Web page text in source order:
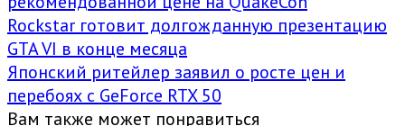
Rockstar готовит долгожданную презентацию
GTA VI в конце месяца
Японский ритейлер заявил о росте цен и
перебоях с GeForce RTX 50
Вам также может понравиться